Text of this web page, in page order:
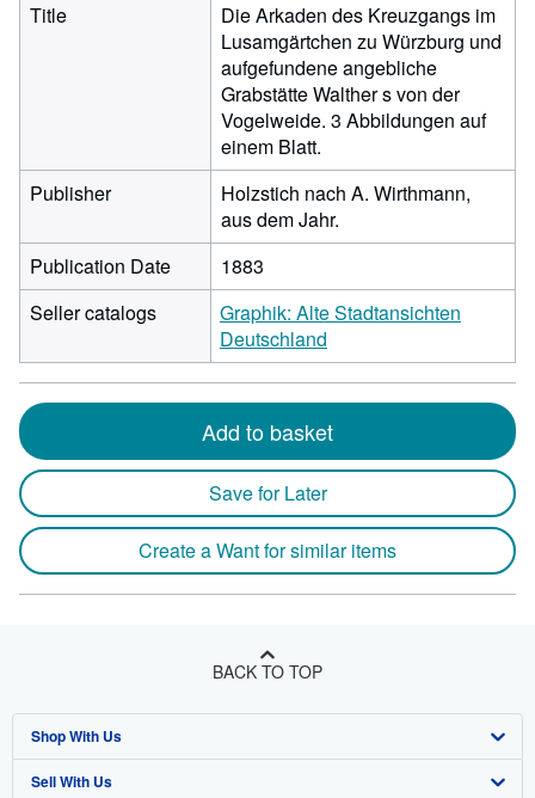
Title
Die Arkaden des Kreuzgangs im
Lusamgärtchen zu Würzburg und
aufgefundene angebliche
Grabstätte Walther s von der
Vogelweide. 3 Abbildungen auf
einem Blatt.
Publisher
Holzstich nach A. Wirthmann,
aus dem Jahr.
Publication Date
1883
Seller catalogs
Graphik: Alte Stadtansichten
Deutschland
Add to basket
Save for Later
Create a Want for similar items
BACK TO TOP
Shop With Us
Advanced Search
Sell With Us